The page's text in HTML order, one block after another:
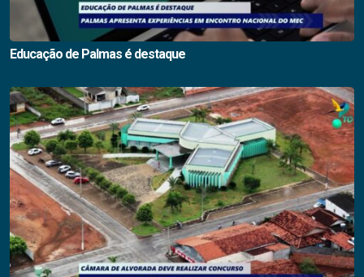
Educação de Palmas é destaque